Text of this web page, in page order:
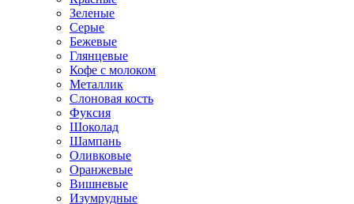
Зеленые
Серые
Бежевые
Глянцевые
Кофе с молоком
Металлик
Слоновая кость
Фуксия
Шоколад
Шампань
Оливковые
Оранжевые
Вишневые
Изумрудные